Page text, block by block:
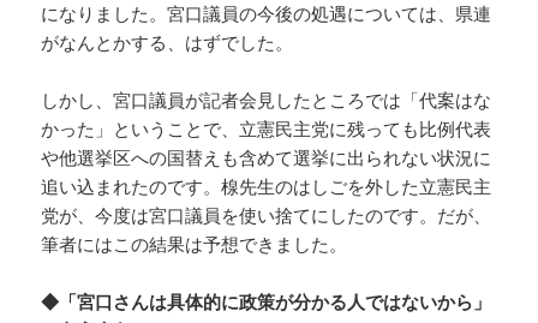
になりました。宮口議員の今後の処遇については、県連
がなんとかする、はずでした。
しかし、宮口議員が記者会見したところでは「代案はな
かった」ということで、立憲民主党に残っても比例代表
や他選挙区への国替えも含めて選挙に出られない状況に
追い込まれたのです。楾先生のはしごを外した立憲民主
党が、今度は宮口議員を使い捨てにしたのです。だが、
筆者にはこの結果は予想できました。
◆「宮口さんは具体的に政策が分かる人ではないから」